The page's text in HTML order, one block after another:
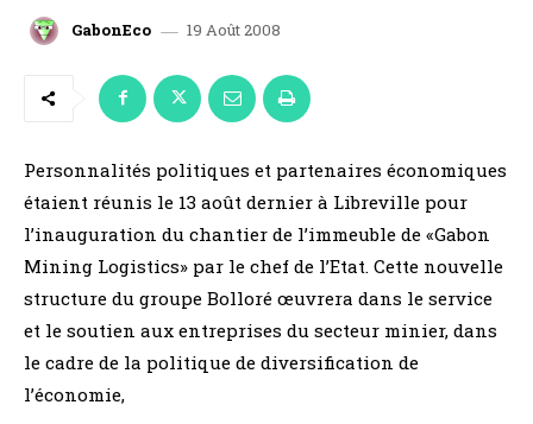
GabonEco 19 Août 2008
Personnalités politiques et partenaires économiques
étaient réunis le 13 août dernier à Libreville pour
l’inauguration du chantier de l’immeuble de «Gabon
Mining Logistics» par le chef de l’Etat. Cette nouvelle
structure du groupe Bolloré œuvrera dans le service
et le soutien aux entreprises du secteur minier, dans
le cadre de la politique de diversification de
l’économie,